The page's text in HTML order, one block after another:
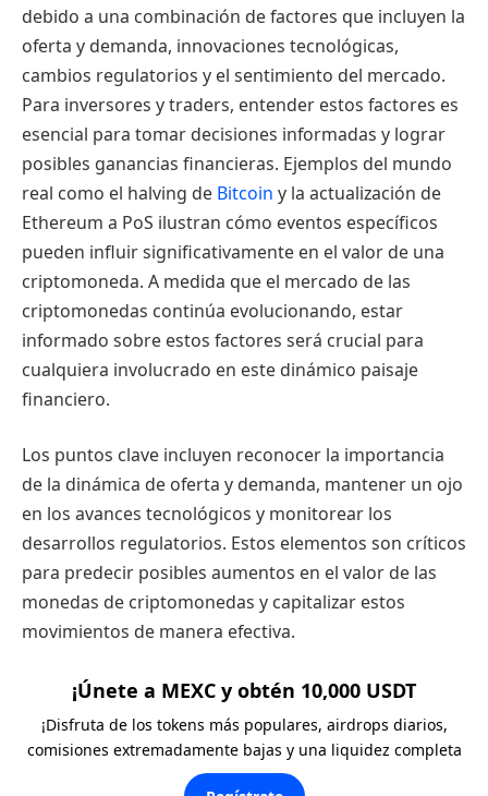
debido a una combinación de factores que incluyen la
oferta y demanda, innovaciones tecnológicas,
cambios regulatorios y el sentimiento del mercado.
Para inversores y traders, entender estos factores es
esencial para tomar decisiones informadas y lograr
posibles ganancias financieras. Ejemplos del mundo
real como el halving de Bitcoin y la actualización de
Ethereum a PoS ilustran cómo eventos específicos
pueden influir significativamente en el valor de una
criptomoneda. A medida que el mercado de las
criptomonedas continúa evolucionando, estar
informado sobre estos factores será crucial para
cualquiera involucrado en este dinámico paisaje
financiero.
Los puntos clave incluyen reconocer la importancia
de la dinámica de oferta y demanda, mantener un ojo
en los avances tecnológicos y monitorear los
desarrollos regulatorios. Estos elementos son críticos
para predecir posibles aumentos en el valor de las
monedas de criptomonedas y capitalizar estos
movimientos de manera efectiva.
¡Únete a MEXC y obtén 10,000 USDT
¡Disfruta de los tokens más populares, airdrops diarios,
comisiones extremadamente bajas y una liquidez completa